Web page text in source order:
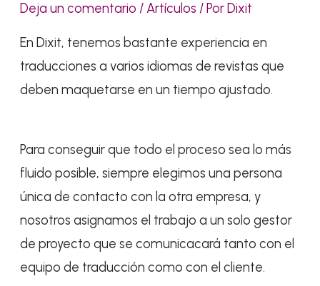
Deja un comentario /Artículos / Por Dixit
En Dixit, tenemos bastante experiencia en
traducciones a varios idiomas de revistas que
deben maquetarse en un tiempo ajustado.
Para conseguir que todo el proceso sea lo más
fluido posible, siempre elegimos una persona
única de contacto con la otra empresa, y
nosotros asignamos el trabajo a un solo gestor
de proyecto que se comunicacará tanto con el
equipo de traducción como con el cliente.